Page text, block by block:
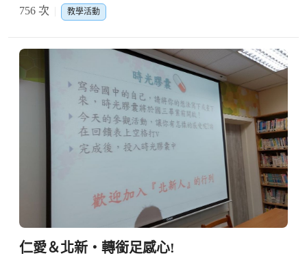
756 次
教學活動
仁愛＆北新‧轉銜足感心!